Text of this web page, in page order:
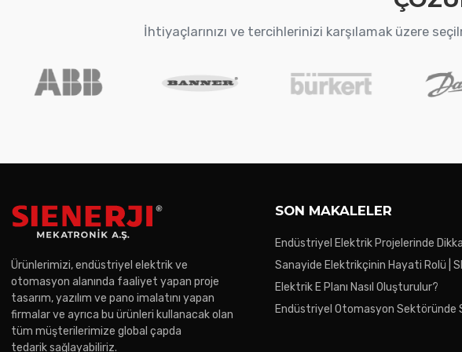
İhtiyaçlarınızı ve tercihlerinizi karşılamak üzere
Ürünlerimizi, endüstriyel elektrik ve
otomasyon alanında faaliyet yapan proje
tasarım, yazılım ve pano imalatını yapan
firmalar ve ayrıca bu ürünleri kullanacak olan
tüm müşterilerimize global çapda
tedarik sağlayabiliriz.
SON MAKALELER
Endüstriyel Elektrik Projelerinde
Gereken Noktalar
Sanayide Elektrikçinin Hayati Rolü |
Elektrik E Planı Nasıl Oluşturulur?
Endüstriyel Otomasyon Sektöründe